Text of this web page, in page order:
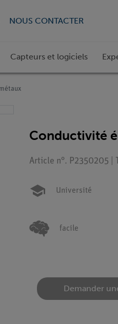
NOUS CONTACTER
Capteurs et logiciels
Conductivité
Article n°. P2350205 |
Université
facile
Demander